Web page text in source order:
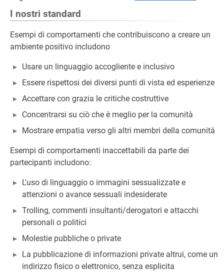
I nostri standard
Esempi di comportamenti che contribuiscono a creare un
ambiente positivo includono
Usare un linguaggio accogliente e inclusivo
Essere rispettosi dei diversi punti di vista ed esperienze
Accettare con grazia le critiche costruttive
Concentrarsi su ciò che è meglio per la comunità
Mostrare empatia verso gli altri membri della comunità
Esempi di comportamenti inaccettabili da parte dei
partecipanti includono:
L'uso di linguaggio o immagini sessualizzate e
attenzioni o avance sessuali indesiderate
Trolling, commenti insultanti/derogatori e attacchi
personali o politici
Molestie pubbliche o private
La pubblicazione di informazioni private altrui, come un
indirizzo fisico o elettronico, senza esplicita